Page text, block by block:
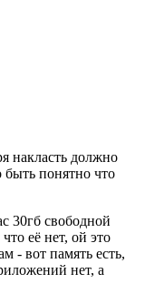
накласть должно
быть понятно что
30гб свободной
её нет, ой это
- вот память есть,
нет, а